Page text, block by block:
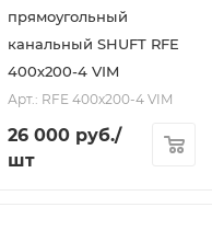
прямоугольный
канальный SHUFT RFE
400х200-4 VIM
Арт.: RFE 400х200-4 VIM
26 000 руб./
шт